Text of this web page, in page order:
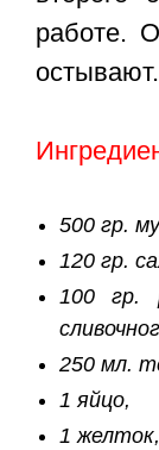
работе.
остывают.
500 гр.
120 гр.
100 гр.
250 мл.
1 яйцо,
1 желток,